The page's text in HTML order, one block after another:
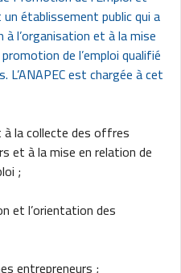
établissement public qui a
l’organisation et à la mise
de l’emploi qualifié
L’ANAPEC est chargée à cet
la collecte des offres
et à la mise en relation de
;
et l’orientation des